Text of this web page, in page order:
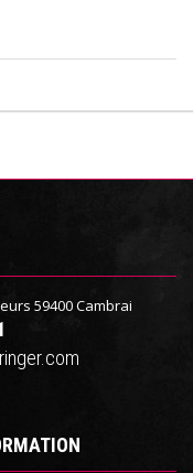
59400 Cambrai